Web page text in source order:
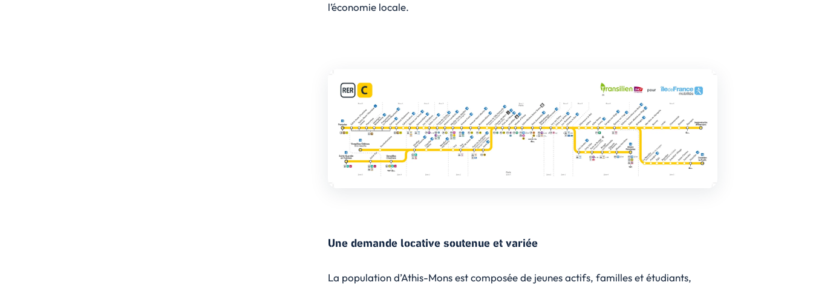
l’économie locale.
Une demande locative soutenue et variée
La population d’Athis-Mons est composée de jeunes actifs, familles et étudiants,